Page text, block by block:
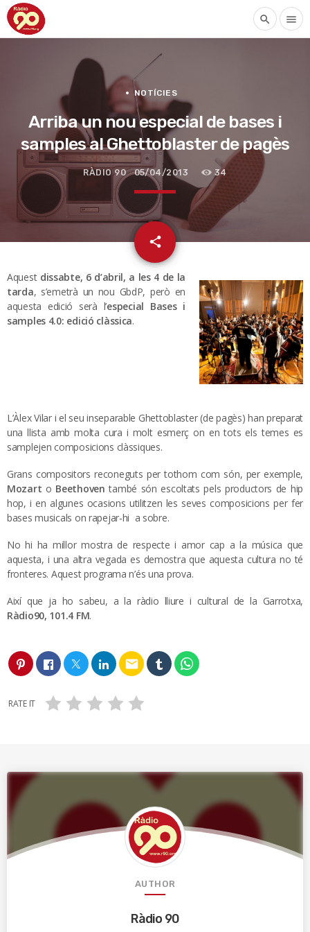
search menu
NOTÍCIES
Arriba un nou especial de bases i
samples al Ghettoblaster de pagès
RÀDIO 90 05/04/2013 34
share
email
Aquest dissabte, 6 d’abril, a les 4 de la
tarda, s’emetrà un nou GbdP, però en
aquesta edició serà l’especial Bases i
samples 4.0: edició clàssica.
L’Àlex Vilar i el seu inseparable Ghettoblaster (de pagès) han preparat
una llista amb molta cura i molt esmerç on en tots els temes es
samplejen composicions clàssiques.
Grans compositors reconeguts per tothom com són, per exemple,
Mozart o Beethoven també són escoltats pels productors de hip
hop, i en algunes ocasions utilitzen les seves composicions per fer
bases musicals on rapejar-hi a sobre.
No hi ha millor mostra de respecte i amor cap a la música que
aquesta, i una altra vegada es demostra que aquesta cultura no té
fronteres. Aquest programa n’és una prova.
Així que ja ho sabeu, a la ràdio lliure i cultural de la Garrotxa,
Ràdio90, 101.4 FM.
email
RATE IT
AUTHOR
Ràdio 90